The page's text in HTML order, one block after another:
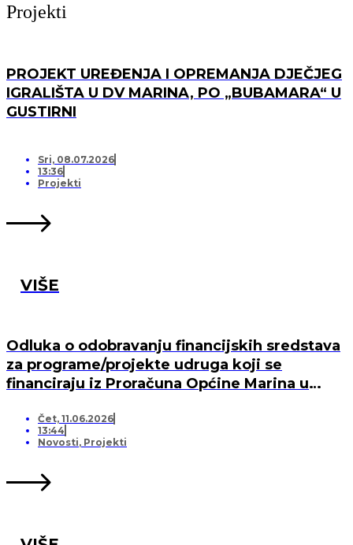
Projekti
PROJEKT UREĐENJA I OPREMANJA DJEČJEG
IGRALIŠTA U DV MARINA, PO „BUBAMARA“ U
GUSTIRNI
Sri, 08.07.2026
13:36
Projekti
VIŠE
Odluka o odobravanju financijskih sredstava
za programe/projekte udruga koji se
financiraju iz Proračuna Općine Marina u
Čet, 11.06.2026
13:44
Novosti, Projekti